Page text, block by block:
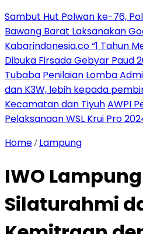
Sambut Hut Polwan ke-76,
Bawang Barat Laksanakan
Kabarindonesia.co “1 Tahun
Dibuka Firsada Gebyar Paud
Tubaba Penilaian Lomba
dan K3W, lebih kepada
Kecamatan dan TiyuhAWPI
Pelaksanaan WSL Krui Pro
Home / Lampung
IWO
Silaturahmi